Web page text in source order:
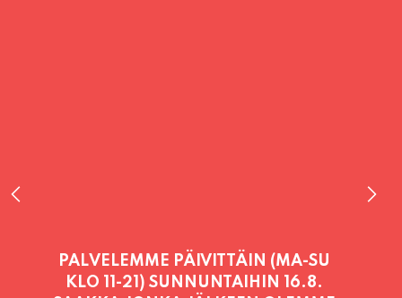
PALVELEMME TÄNÄÄN:
SUNNUNTAI 11:00 - 21:00